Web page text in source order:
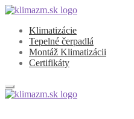
Preskočiť
navigáciu
Preskočiť
obsah
Klimatizácie
Tepelné čerpadlá
Montáž Klimatizácii
Certifikáty